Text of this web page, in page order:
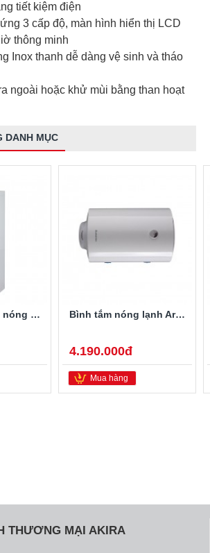
tiết kiệm điện
3 cấp độ, màn hình hiển thị LCD
thông minh
Inox thanh dễ dàng vệ sinh và tháo
ngoài hoặc khử mùi bằng than hoạt
DANH MỤC
Máy nước uống nóng lạnh Alaska R-80 Bình tắm nóng lạnh Ariston PRO-R40SH 2.5FE 40 Lít
4.190.000đ
Mua hàng
THƯƠNG MẠI AKIRA